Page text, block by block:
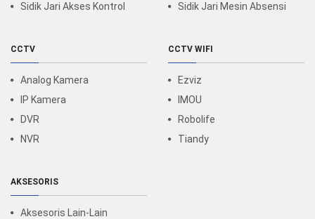
Sidik Jari Akses Kontrol
Sidik Jari Mesin Absensi
CCTV
Analog Kamera
IP Kamera
DVR
NVR
CCTV WIFI
Ezviz
IMOU
Robolife
Tiandy
AKSESORIS
Aksesoris Lain-Lain